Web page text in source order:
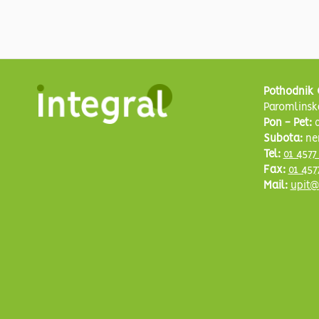
Pothodnik
Pon - Pet:
Subota:
Tel: 01
Fax: 01
Mail: